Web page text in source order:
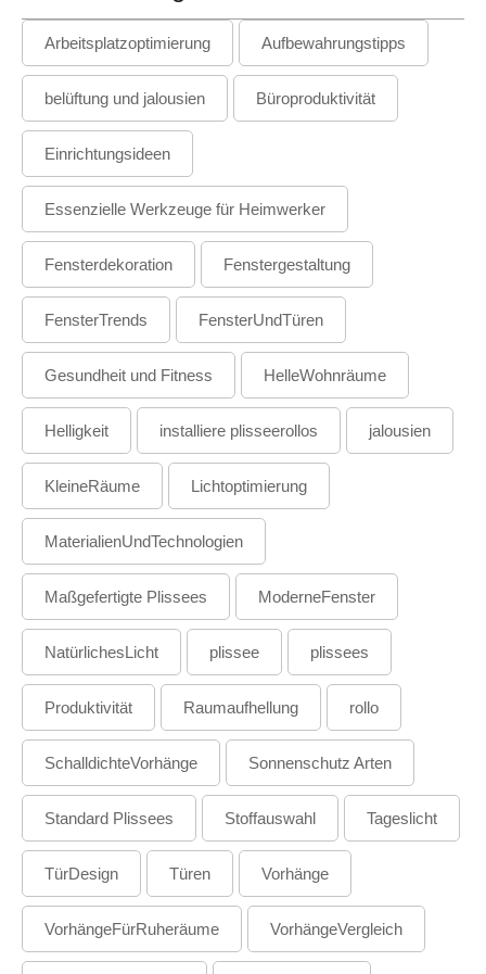
Arbeitsplatzoptimierung Aufbewahrungstipps
belüftung und jalousien Büroproduktivität
Einrichtungsideen
Essenzielle Werkzeuge für Heimwerker
Fensterdekoration Fenstergestaltung
FensterTrends FensterUndTüren
Gesundheit und Fitness HelleWohnräume
Helligkeit installiere plisseerollos jalousien
KleineRäume Lichtoptimierung
MaterialienUndTechnologien
Maßgefertigte Plissees ModerneFenster
NatürlichesLicht plissee plissees
Produktivität Raumaufhellung rollo
SchalldichteVorhänge Sonnenschutz Arten
Standard Plissees Stoffauswahl Tageslicht
TürDesign Türen Vorhänge
VorhängeFürRuheräume VorhängeVergleich